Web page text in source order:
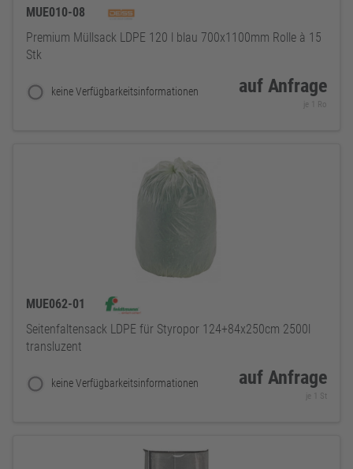
MUE010-08
Premium Müllsack LDPE 120 l blau 700x1100mm Rolle à 15
Stk
keine Verfügbarkeitsinformationen auf Anfrage
je 1 Ro
MUE062-01
Seitenfaltensack LDPE für Styropor 124+84x250cm 2500l
transluzent
keine Verfügbarkeitsinformationen auf Anfrage
je 1 St